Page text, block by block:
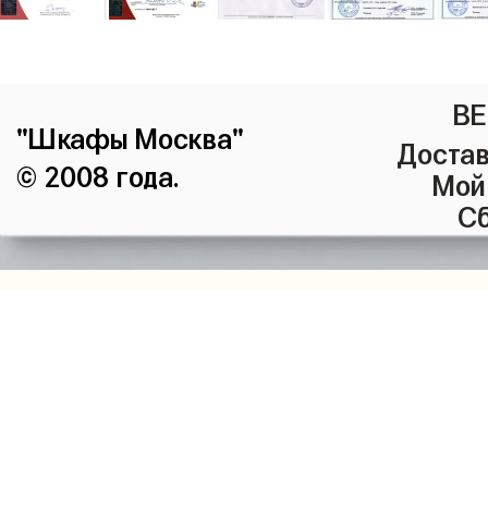
"Шкафы Москва"
© 2008 года.